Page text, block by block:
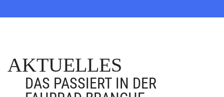
AKTUELLES
DAS PASSIERT IN DER